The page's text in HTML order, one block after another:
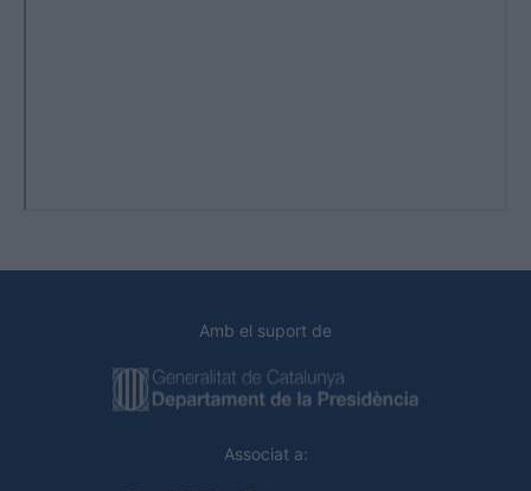
Amb el suport de
Associat a: